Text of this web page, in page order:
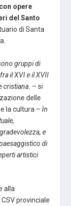
opere
del Santo
di Santa
gruppi di
il XVI e il XVII
cristiana. – si
delle
la cultura – In
e
di
artistici
alla
CSV provinciale